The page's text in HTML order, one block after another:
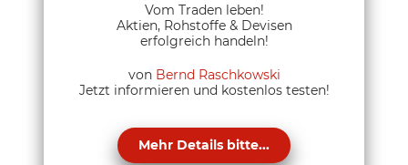
Vom Traden leben!
Aktien, Rohstoffe & Devisen
erfolgreich handeln!
von Bernd Raschkowski
Jetzt informieren und kostenlos testen!
Mehr Details bitte...